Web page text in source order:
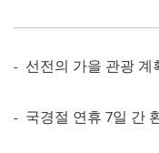
- 선전의 가을 관광 계
- 국경절 연휴 7일 간